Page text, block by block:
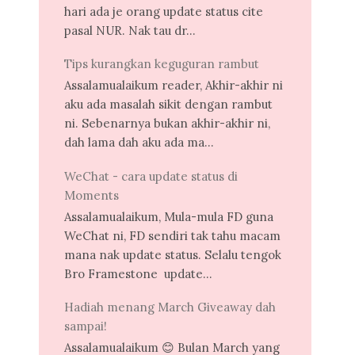
hari ada je orang update status cite
pasal NUR. Nak tau dr...
Tips kurangkan keguguran rambut
Assalamualaikum reader, Akhir-akhir ni
aku ada masalah sikit dengan rambut
ni. Sebenarnya bukan akhir-akhir ni,
dah lama dah aku ada ma...
WeChat - cara update status di
Moments
Assalamualaikum, Mula-mula FD guna
WeChat ni, FD sendiri tak tahu macam
mana nak update status. Selalu tengok
Bro Framestone update...
Hadiah menang March Giveaway dah
sampai!
Assalamualaikum 😊 Bulan March yang